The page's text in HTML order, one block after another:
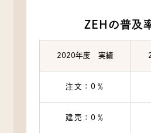
ZEHの普及
2020年度 実績
注文：0％
建売：0％